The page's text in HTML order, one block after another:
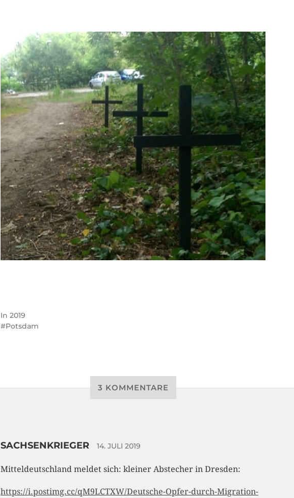
In 2019
Potsdam
3 KOMMENTARE
SACHSENKRIEGER 14. JULI 2019
Mitteldeutschland meldet sich: kleiner Abstecher in Dresden:
https://i.postimg.cc/qM9LCTXW/Deutsche-Opfer-durch-Migration-